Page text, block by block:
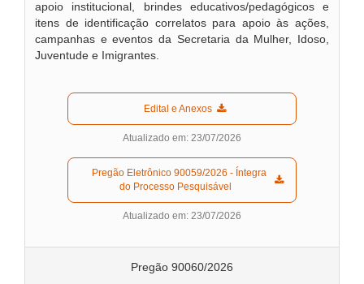
apoio institucional, brindes educativos/pedagógicos e
itens de identificação correlatos para apoio às ações,
campanhas e eventos da Secretaria da Mulher, Idoso,
Juventude e Imigrantes.
  Edital e Anexos
Atualizado em: 23/07/2026
do Processo Pesquisável
Atualizado em: 23/07/2026
Pregão 90060/2026